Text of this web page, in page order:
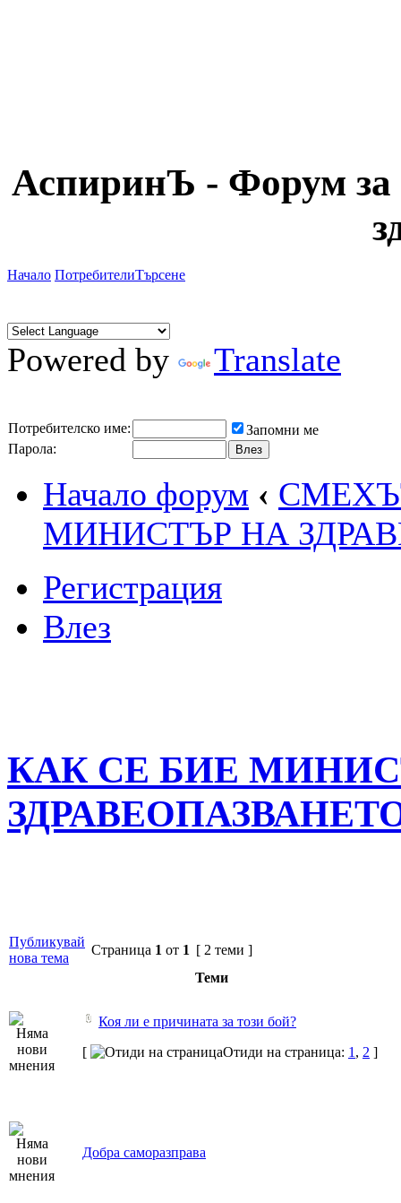
АспиринЪ - Форум за
Начало ПотребителиТърсене
Powered by Translate
Потребителско име:
Запомни ме
Парола:
Начало форум ‹
МИНИСТЪР НА
Регистрация
Влез
КАК СЕ БИЕ
Публикувай
нова тема
Страница 1 от 1 [ 2 теми ]
Теми
Коя ли е причината за този бой?
[
Отиди на страница: 1 , 2 ]
Добра саморазправа